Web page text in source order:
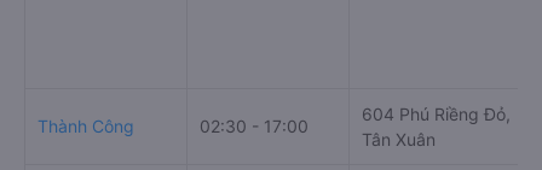
Thành Công 02:30 - 17:00
604 Phú Riềng Đỏ,
Tân Xuân